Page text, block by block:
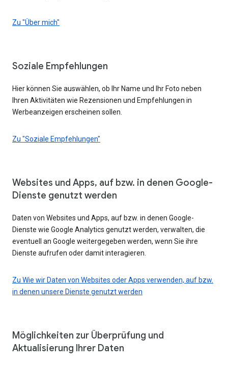
Zu "Über mich"
Soziale Empfehlungen
Hier können Sie auswählen, ob Ihr Name und Ihr Foto neben
Ihren Aktivitäten wie Rezensionen und Empfehlungen in
Werbeanzeigen erscheinen sollen.
Zu "Soziale Empfehlungen"
Websites und Apps, auf bzw. in denen Google-
Dienste genutzt werden
Daten von Websites und Apps, auf bzw. in denen Google-
Dienste wie Google Analytics genutzt werden, verwalten, die
eventuell an Google weitergegeben werden, wenn Sie ihre
Dienste aufrufen oder damit interagieren.
Zu Wie wir Daten von Websites oder Apps verwenden, auf bzw.
in denen unsere Dienste genutzt werden
Möglichkeiten zur Überprüfung und
Aktualisierung Ihrer Daten